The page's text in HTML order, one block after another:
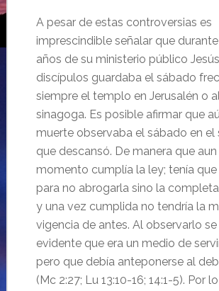
A pesar de estas controversias es
imprescindible señalar que
años de su ministerio público
discípulos guardaba el sábado
siempre el templo en Jerusalén o
sinagoga. Es posible afirmar que
muerte observaba el sábado en el
que descansó. De manera que aun
momento cumplía la ley; tenía
para no abrogarla sino la
y una vez cumplida no tendría la
vigencia de antes. Al observarlo
evidente que era un medio de
pero que debía anteponerse al
(Mc 2:27; Lu 13:10-16; 14:1-5). Por